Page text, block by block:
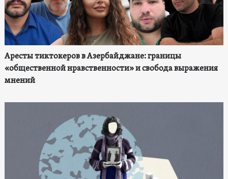
Аресты тиктокеров в Азербайджане: границы
«общественной нравственности» и свобода выражения
мнений